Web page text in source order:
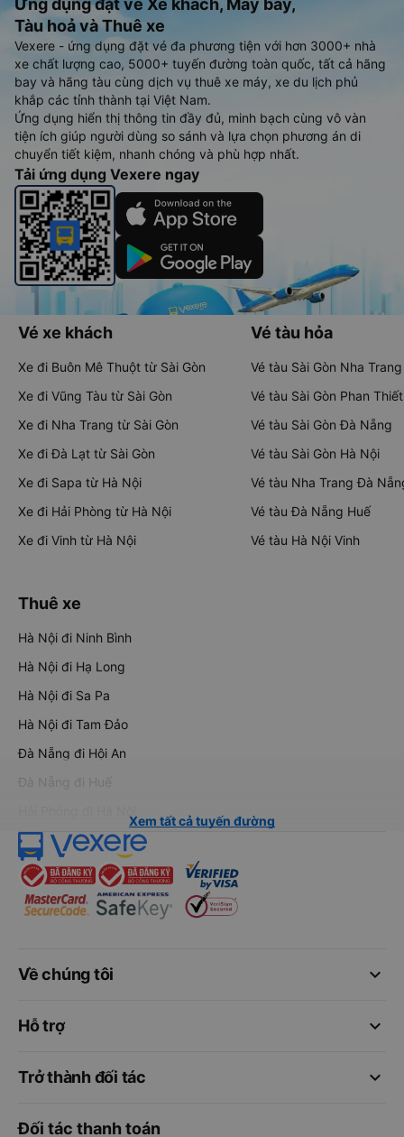
Ứng dụng đặt vé Xe khách, Máy bay,
Tàu hoả và Thuê xe
Vexere - ứng dụng đặt vé đa phương tiện với hơn 3000+ nhà
xe chất lượng cao, 5000+ tuyến đường toàn quốc, tất cả hãng
bay và hãng tàu cùng dịch vụ thuê xe máy, xe du lịch phủ
khắp các tỉnh thành tại Việt Nam.
Ứng dụng hiển thị thông tin đầy đủ, minh bạch cùng vô vàn
tiện ích giúp người dùng so sánh và lựa chọn phương án di
chuyển tiết kiệm, nhanh chóng và phù hợp nhất.
Tải ứng dụng Vexere ngay
Vé xe khách
Xe đi Buôn Mê Thuột từ Sài Gòn
Xe đi Vũng Tàu từ Sài Gòn
Xe đi Nha Trang từ Sài Gòn
Xe đi Đà Lạt từ Sài Gòn
Xe đi Sapa từ Hà Nội
Xe đi Hải Phòng từ Hà Nội
Xe đi Vinh từ Hà Nội
Vé tàu hỏa
Vé tàu Sài Gòn Nha Trang
Vé tàu Sài Gòn Phan Thiết
Vé tàu Sài Gòn Đà Nẵng
Vé tàu Sài Gòn Hà Nội
Vé tàu Nha Trang Đà
Vé tàu Đà Nẵng Huế
Vé tàu Hà Nội Vinh
Thuê xe
Hà Nội đi Ninh Bình
Hà Nội đi Hạ Long
Hà Nội đi Sa Pa
Hà Nội đi Tam Đảo
Đà Nẵng đi Hội An
Đà Nẵng đi Huế
Xem tất cả tuyến đường
keyboard_arrow_down
Về chúng tôi
keyboard_arrow_down
Hỗ trợ
keyboard_arrow_down
Trở thành đối tác
Đối tác thanh toán